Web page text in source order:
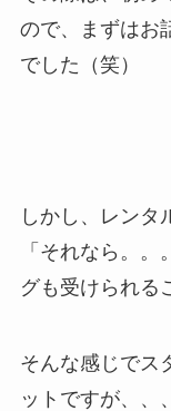
ので、まずはお
でした（笑）
しかし、レンタ
「それなら。
グも受けられる
そんな感じでス
ットですが、、、